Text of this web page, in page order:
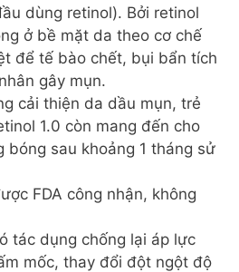
dùng retinol). Bởi retinol
ở bề mặt da theo cơ chế
để tế bào chết, bụi bẩn tích
gây mụn.
cải thiện da dầu mụn, trẻ
1.0 còn mang đến cho
bóng sau khoảng 1 tháng sử
FDA công nhận, không
tác dụng chống lại áp lực
mốc, thay đổi đột ngột độ